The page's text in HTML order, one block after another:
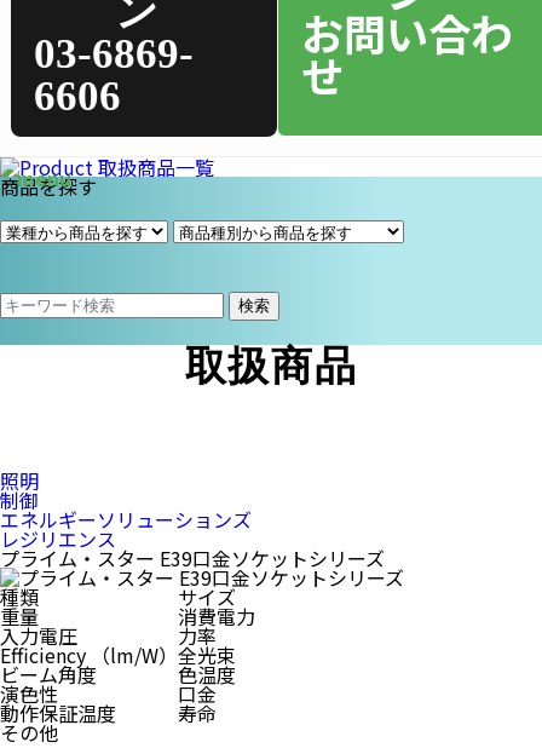
03-6869-
6606
お問い合わ
せ
商品を探す
検索
取扱商品
照明
制御
エネルギーソリューションズ
レジリエンス
プライム・スター E39口金ソケットシリーズ
種類
サイズ
重量 消費電力
入力電圧 力率
Efficiency （lm/W） 全光束
ビーム角度 色温度
演色性 口金
動作保証温度 寿命
その他